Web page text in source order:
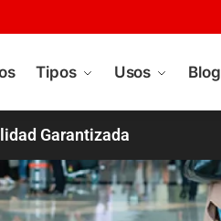
Tipos Usos Blog
Garantizada